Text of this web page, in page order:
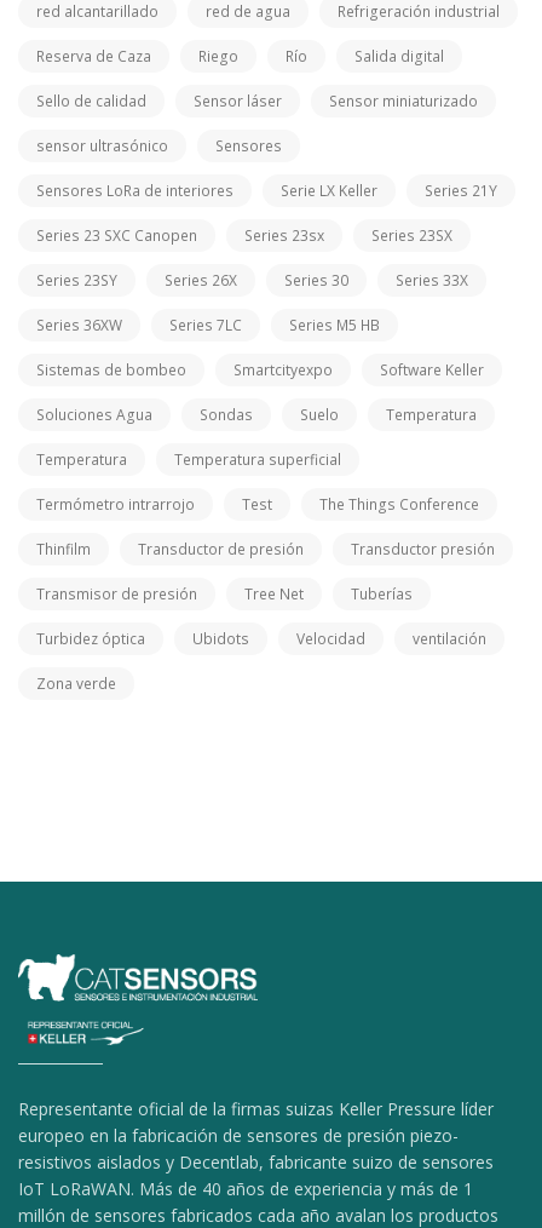
red alcantarillado red de agua Refrigeración industrial
Reserva de Caza Riego Río Salida digital
Sello de calidad Sensor láser Sensor miniaturizado
sensor ultrasónico Sensores
Sensores LoRa de interiores Serie LX Keller Series 21Y
Series 23 SXC Canopen Series 23sx Series 23SX
Series 23SY Series 26X Series 30 Series 33X
Series 36XW Series 7LC Series M5 HB
Sistemas de bombeo Smartcityexpo Software Keller
Soluciones Agua Sondas Suelo Temperatura
Temperatura Temperatura superficial
Termómetro intrarrojo Test The Things Conference
Thinfilm Transductor de presión Transductor presión
Transmisor de presión Tree Net Tuberías
Turbidez óptica Ubidots Velocidad ventilación
Zona verde
Representante oficial de la firmas suizas Keller Pressure líder
europeo en la fabricación de sensores de presión piezo-
resistivos aislados y Decentlab, fabricante suizo de sensores
IoT LoRaWAN. Más de 40 años de experiencia y más de 1
millón de sensores fabricados cada año avalan los productos